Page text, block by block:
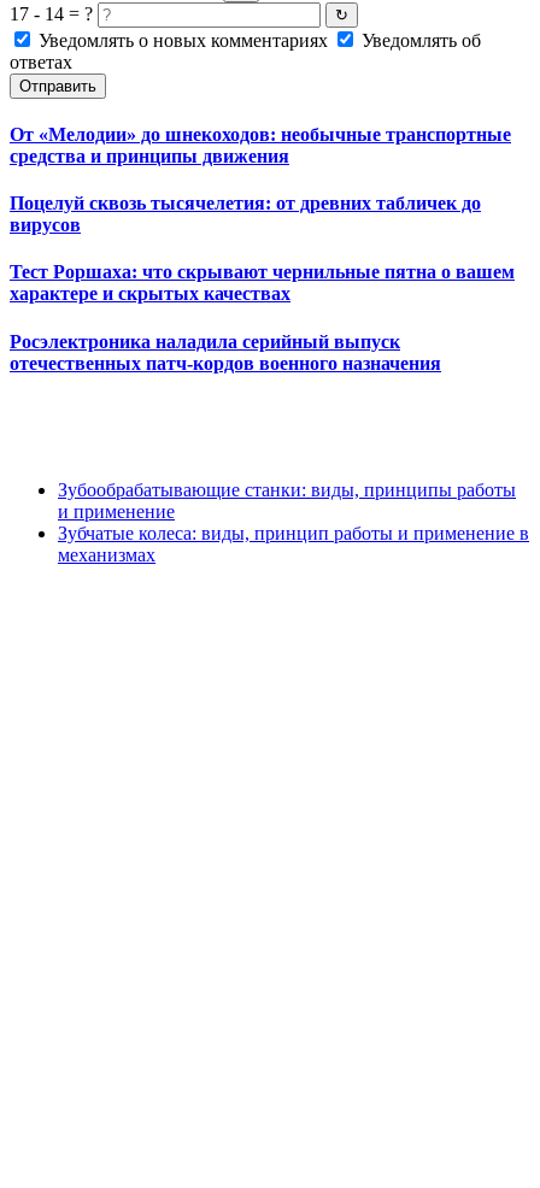
17 - 14 = ? ↻
Уведомлять о новых комментариях
Уведомлять об
ответах
Отправить
От «Мелодии» до шнекоходов: необычные транспортные
средства и принципы движения
Поцелуй сквозь тысячелетия: от древних табличек до
вирусов
Тест Роршаха: что скрывают чернильные пятна о вашем
характере и скрытых качествах
Росэлектроника наладила серийный выпуск
отечественных патч-кордов военного назначения
Зубообрабатывающие станки: виды, принципы работы
и применение
Зубчатые колеса: виды, принцип работы и применение в
механизмах